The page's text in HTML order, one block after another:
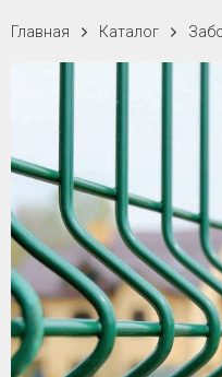
Главная Каталог